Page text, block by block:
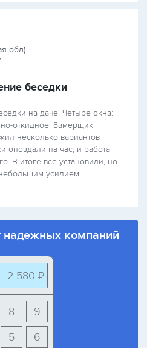
обл)
беседки
на даче. Четыре окна:
откидное. Замерщик
несколько вариантов
опоздали на час, и работа
В итоге все установили, но
усилием.
надежных компаний
2 580 ₽
9
8
6
5